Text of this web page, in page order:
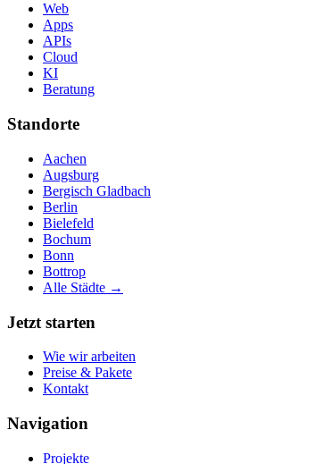
Web
Apps
APIs
Cloud
KI
Beratung
Standorte
Aachen
Augsburg
Bergisch Gladbach
Berlin
Bielefeld
Bochum
Bonn
Bottrop
Alle Städte →
Jetzt starten
Wie wir arbeiten
Preise & Pakete
Kontakt
Navigation
Projekte